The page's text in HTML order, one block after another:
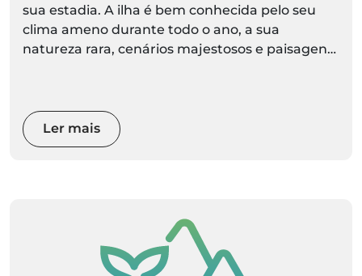
sua estadia. A ilha é bem conhecida pelo seu
clima ameno durante todo o ano, a sua
natureza rara, cenários majestosos e paisagens
Ler mais